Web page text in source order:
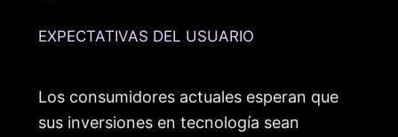
EXPECTATIVAS DEL USUARIO
Los consumidores actuales esperan que
sus inversiones en tecnología sean